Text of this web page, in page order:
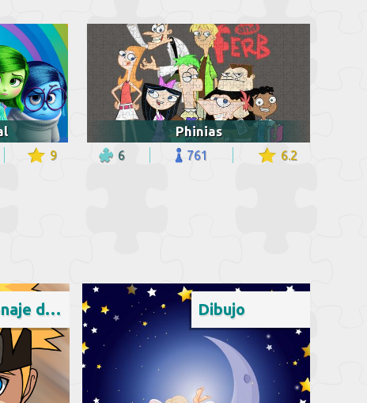
9
Phinias
6 761 6.2
Personaje de ficción Dibujo